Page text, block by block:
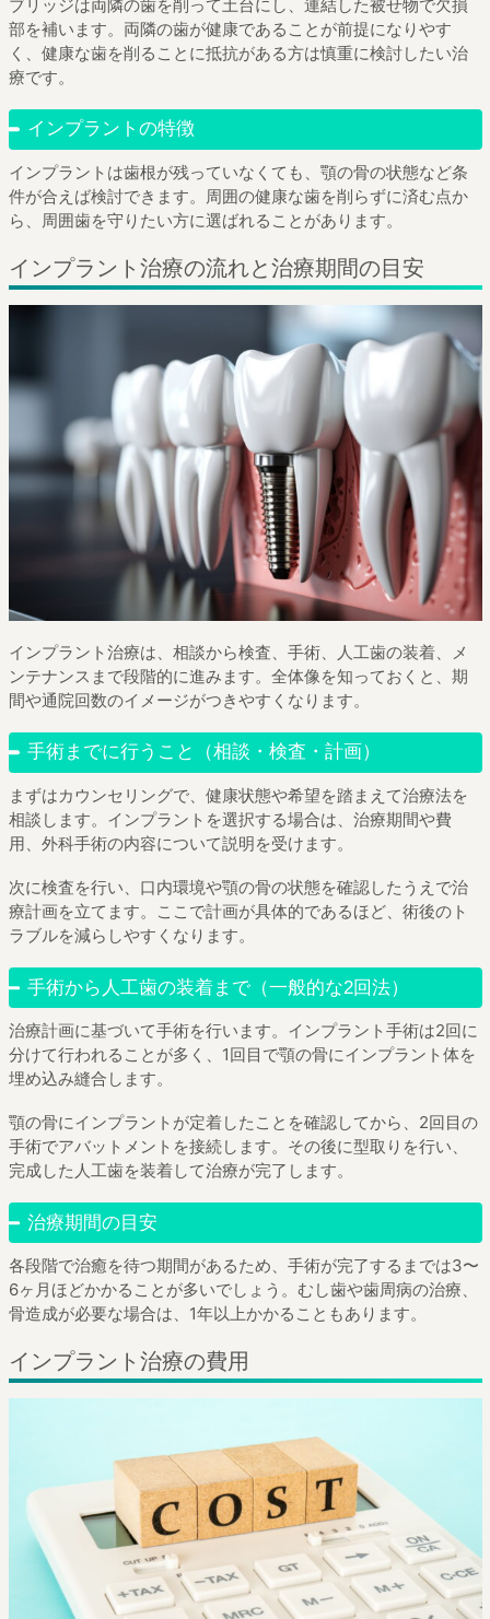
ブリッジは両隣の歯を削って土台にし、連結した被せ物で欠損
部を補います。両隣の歯が健康であることが前提になりやす
く、健康な歯を削ることに抵抗がある方は慎重に検討したい治
療です。
インプラントの特徴
インプラントは歯根が残っていなくても、顎の骨の状態など条
件が合えば検討できます。周囲の健康な歯を削らずに済む点か
ら、周囲歯を守りたい方に選ばれることがあります。
インプラント治療の流れと治療期間の目安
インプラント治療は、相談から検査、手術、人工歯の装着、メ
ンテナンスまで段階的に進みます。全体像を知っておくと、期
間や通院回数のイメージがつきやすくなります。
手術までに行うこと（相談・検査・計画）
まずはカウンセリングで、健康状態や希望を踏まえて治療法を
相談します。インプラントを選択する場合は、治療期間や費
用、外科手術の内容について説明を受けます。
次に検査を行い、口内環境や顎の骨の状態を確認したうえで治
療計画を立てます。ここで計画が具体的であるほど、術後のト
ラブルを減らしやすくなります。
手術から人工歯の装着まで（一般的な2回法）
治療計画に基づいて手術を行います。インプラント手術は2回に
分けて行われることが多く、1回目で顎の骨にインプラント体を
埋め込み縫合します。
顎の骨にインプラントが定着したことを確認してから、2回目の
手術でアバットメントを接続します。その後に型取りを行い、
完成した人工歯を装着して治療が完了します。
治療期間の目安
各段階で治癒を待つ期間があるため、手術が完了するまでは3〜
6ヶ月ほどかかることが多いでしょう。むし歯や歯周病の治療、
骨造成が必要な場合は、1年以上かかることもあります。
インプラント治療の費用